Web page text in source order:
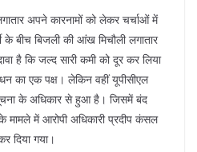
अपने कारनामों को लेकर चर्चाओं में
के बीच बिजली की आंख मिचौली लगातार
है कि जल्द सारी कमी को दूर कर लिया
का एक पक्ष। लेकिन वहीं यूपीसीएल
के अधिकार से हुआ है। जिसमें बंद
मामले में आरोपी अधिकारी प्रदीप कंसल
दिया गया।